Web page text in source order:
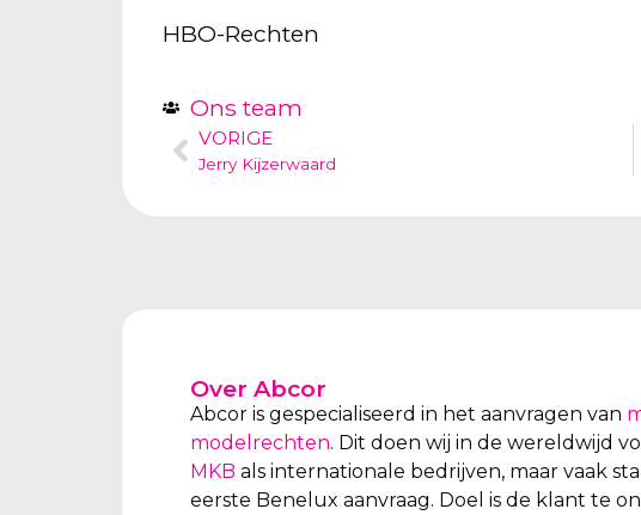
HBO-Rechten
Ons team
VORIGE
Jerry Kijzerwaard
Over Abcor
Abcor is gespecialiseerd in het aanvragen van
modelrechten. Dit doen wij in de wereldwijd
MKB als internationale bedrijven, maar vaak
eerste Benelux aanvraag. Doel is de klant te